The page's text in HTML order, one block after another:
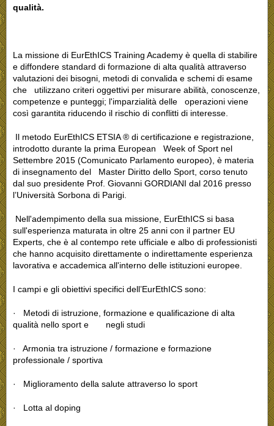
qualità.
La missione di EurEthICS Training Academy è quella di stabilire
e diffondere standard di formazione di alta qualità attraverso
valutazioni dei bisogni, metodi di convalida e schemi di esame
che utilizzano criteri oggettivi per misurare abilità, conoscenze,
competenze e punteggi; l'imparzialità delle operazioni viene
così garantita riducendo il rischio di conflitti di interesse.
Il metodo EurEthICS ETSIA ® di certificazione e registrazione,
introdotto durante la prima European Week of Sport nel
Settembre 2015 (Comunicato Parlamento europeo), è materia
di insegnamento del Master Diritto dello Sport, corso tenuto
dal suo presidente Prof. Giovanni GORDIANI dal 2016 presso
l’Università Sorbona di Parigi.
Nell'adempimento della sua missione, EurEthICS si basa
sull'esperienza maturata in oltre 25 anni con il partner EU
Experts, che è al contempo rete ufficiale e albo di professionisti
che hanno acquisito direttamente o indirettamente esperienza
lavorativa e accademica all'interno delle istituzioni europee.
I campi e gli obiettivi specifici dell’EurEthICS sono:
· Metodi di istruzione, formazione e qualificazione di alta
qualità nello sport e negli studi
· Armonia tra istruzione / formazione e formazione
professionale / sportiva
· Miglioramento della salute attraverso lo sport
· Lotta al doping